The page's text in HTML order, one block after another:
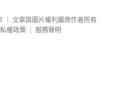
文章與圖片權利屬原作者所有
權政策
服務聲明